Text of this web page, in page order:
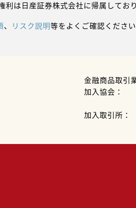
は日産証券株式会社に帰属してお
、 リスク説明等をよくご確認ください
金融商品取引
加入協会：
加入取引所：